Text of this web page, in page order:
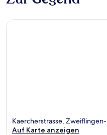
Kaercherstrasse,
Auf Karte anzeigen